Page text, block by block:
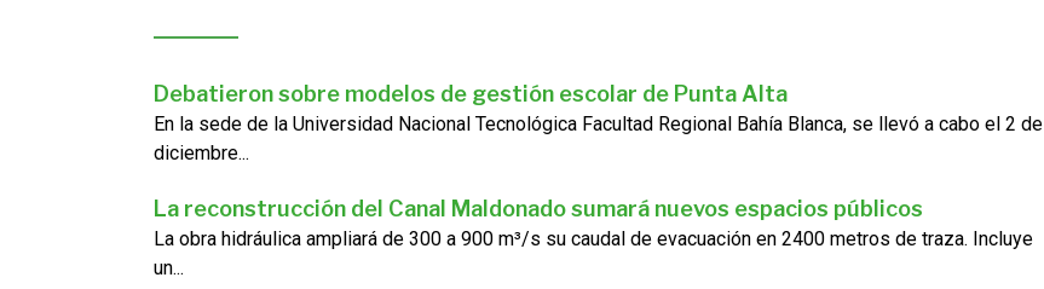
Debatieron sobre modelos de gestión escolar de Punta Alta
En la sede de la Universidad Nacional Tecnológica Facultad Regional Bahía Blanca, se llevó a cabo el 2 de
diciembre...
La reconstrucción del Canal Maldonado sumará nuevos espacios públicos
La obra hidráulica ampliará de 300 a 900 m³/s su caudal de evacuación en 2400 metros de traza. Incluye
un...